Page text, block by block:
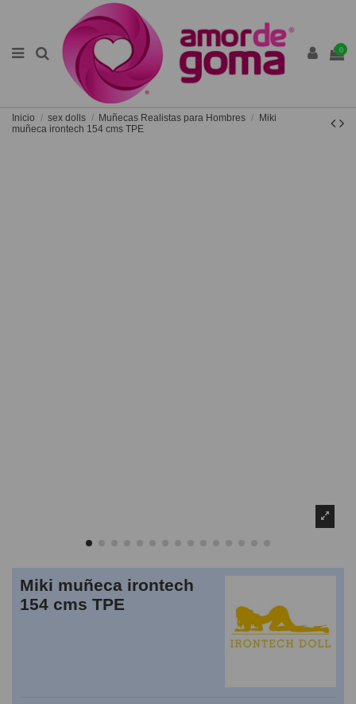
0
Inicio sex dolls Muñecas Realistas para Hombres
Miki
muñeca irontech 154 cms TPE
Miki muñeca irontech
154 cms TPE